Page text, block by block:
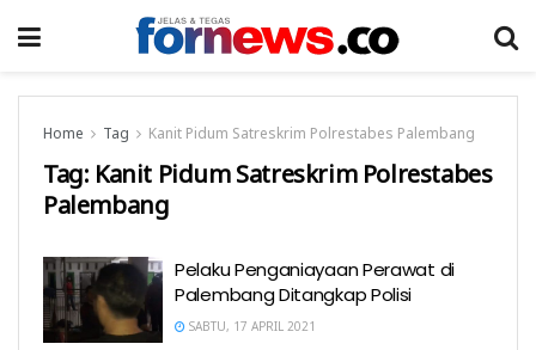
Home Tag Kanit Pidum Satreskrim Polrestabes Palembang
Tag: Kanit Pidum Satreskrim Polrestabes
Palembang
Pelaku Penganiayaan Perawat di
Palembang Ditangkap Polisi
SABTU, 17 APRIL 2021